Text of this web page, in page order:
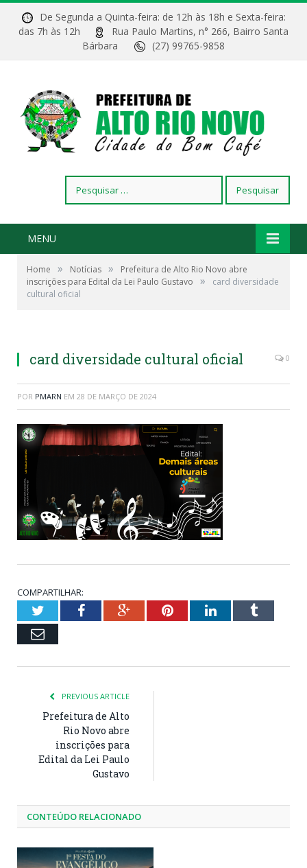
De Segunda a Quinta-feira: de 12h às 18h e Sexta-feira:
das 7h às 12h
Rua Paulo Martins, n° 266, Bairro Santa
Bárbara
(27) 99765-9858
por:
MENU
Home » Notícias »
Prefeitura de Alto Rio Novo abre
inscrições para Edital da Lei Paulo Gustavo
»
card diversidade
cultural oficial
card diversidade cultural oficial 0
POR PMARN EM 28 DE MARÇO DE 2024
COMPARTILHAR:
TwitterFacebookGoogle+PinterestLinkedInTumblr
Email
PREVIOUS ARTICLE
Prefeitura de Alto
Rio Novo abre
inscrições para
Edital da Lei Paulo
Gustavo
CONTEÚDO RELACIONADO